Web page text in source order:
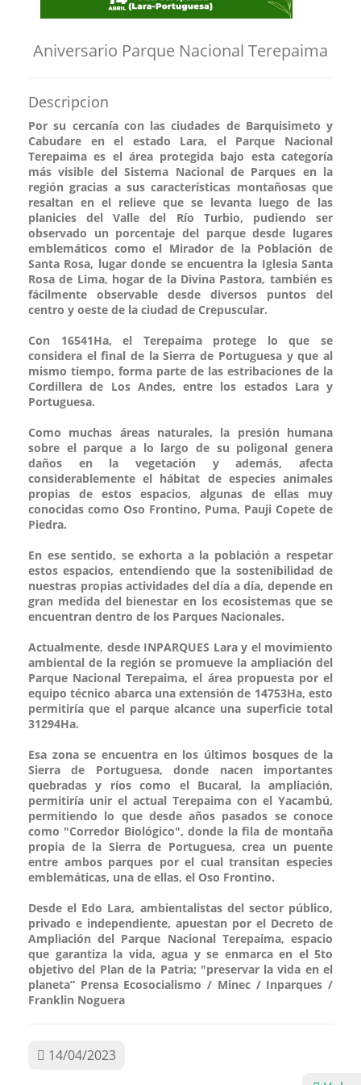
Aniversario Parque Nacional Terepaima
Descripcion
Por su cercanía con las ciudades de Barquisimeto y
Cabudare en el estado Lara, el Parque Nacional
Terepaima es el área protegida bajo esta categoría
más visible del Sistema Nacional de Parques en la
región gracias a sus características montañosas que
resaltan en el relieve que se levanta luego de las
planicies del Valle del Río Turbio, pudiendo ser
observado un porcentaje del parque desde lugares
emblemáticos como el Mirador de la Población de
Santa Rosa, lugar donde se encuentra la Iglesia Santa
Rosa de Lima, hogar de la Divina Pastora, también es
fácilmente observable desde diversos puntos del
centro y oeste de la ciudad de Crepuscular.
Con 16541Ha, el Terepaima protege lo que se
considera el final de la Sierra de Portuguesa y que al
mismo tiempo, forma parte de las estribaciones de la
Cordillera de Los Andes, entre los estados Lara y
Portuguesa.
Como muchas áreas naturales, la presión humana
sobre el parque a lo largo de su poligonal genera
daños en la vegetación y además, afecta
considerablemente el hábitat de especies animales
propias de estos espacios, algunas de ellas muy
conocidas como Oso Frontino, Puma, Pauji Copete de
Piedra.
En ese sentido, se exhorta a la población a respetar
estos espacios, entendiendo que la sostenibilidad de
nuestras propias actividades del día a día, depende en
gran medida del bienestar en los ecosistemas que se
encuentran dentro de los Parques Nacionales.
Actualmente, desde INPARQUES Lara y el movimiento
ambiental de la región se promueve la ampliación del
Parque Nacional Terepaima, el área propuesta por el
equipo técnico abarca una extensión de 14753Ha, esto
permitiría que el parque alcance una superficie total
31294Ha.
Esa zona se encuentra en los últimos bosques de la
Sierra de Portuguesa, donde nacen importantes
quebradas y ríos como el Bucaral, la ampliación,
permitiría unir el actual Terepaima con el Yacambú,
permitiendo lo que desde años pasados se conoce
como "Corredor Biológico", donde la fila de montaña
propia de la Sierra de Portuguesa, crea un puente
entre ambos parques por el cual transitan especies
emblemáticas, una de ellas, el Oso Frontino.
Desde el Edo Lara, ambientalistas del sector público,
privado e independiente, apuestan por el Decreto de
Ampliación del Parque Nacional Terepaima, espacio
que garantiza la vida, agua y se enmarca en el 5to
objetivo del Plan de la Patria; "preservar la vida en el
planeta” Prensa Ecosocialismo / Minec / Inparques /
Franklin Noguera
14/04/2023